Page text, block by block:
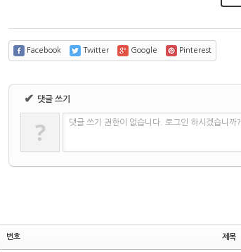
Facebook Twitter Google Pinterest
✔ 댓글 쓰기
? 댓글 쓰기 권한이 없습니다. 로그인 하시겠습니까?
번호 제목